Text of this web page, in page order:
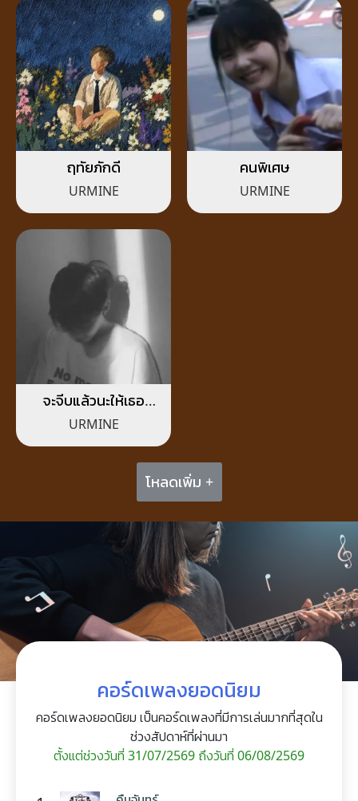
ฤทัยภักดี
URMINE
คนพิเศษ
URMINE
จะจีบแล้วนะให้เธอ
เตรียมใจให้พร้อม
URMINE
โหลดเพิ่ม +
คอร์ดเพลงยอดนิยม
คอร์ดเพลงยอดนิยม เป็นคอร์ดเพลงที่มีการเล่นมากที่สุดใน
ช่วงสัปดาห์ที่ผ่านมา
ตั้งแต่ช่วงวันที่ 31/07/2569 ถึงวันที่ 06/08/2569